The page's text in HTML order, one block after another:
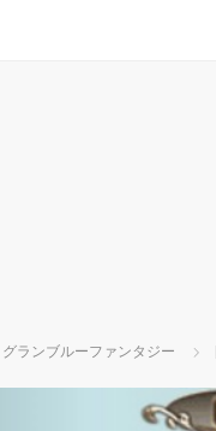
グランブルーファンタジー